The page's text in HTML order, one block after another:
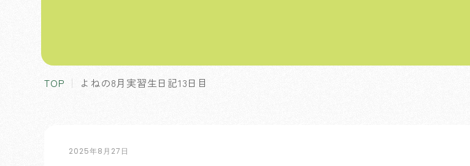
TOP よねの8月実習生日記13日目
2025年8月27日